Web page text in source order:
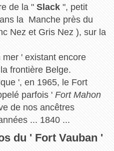
de la " Slack", petit
la Manche près du
Nez et Gris Nez ), sur la
' existant encore
frontière Belge.
', en 1965, le Fort
parfois ' Fort Mahon
de nos ancêtres
... 1840 ...
du ' Fort Vauban '